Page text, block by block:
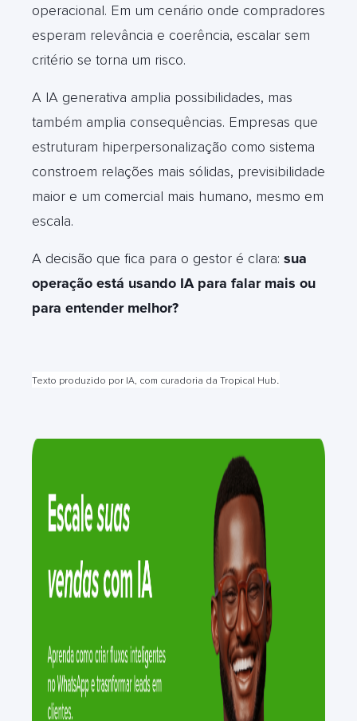
operacional. Em um cenário onde compradores
esperam relevância e coerência, escalar sem
critério se torna um risco.
A IA generativa amplia possibilidades, mas
também amplia consequências. Empresas que
estruturam hiperpersonalização como sistema
constroem relações mais sólidas, previsibilidade
maior e um comercial mais humano, mesmo em
escala.
A decisão que fica para o gestor é clara: sua
operação está usando IA para falar mais ou
para entender melhor?
Texto produzido por IA, com curadoria da Tropical Hub.